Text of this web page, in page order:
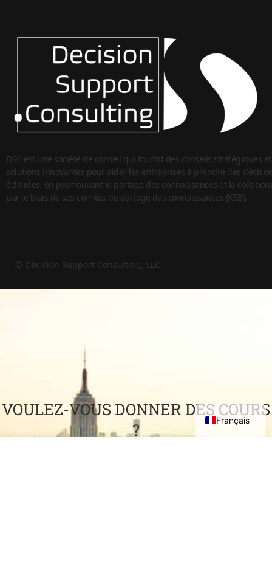
DSC est une société de conseil qui fournit des conseils stratégiques
solutions innovantes pour aider les entreprises à prendre des
éclairées, en promouvant le partage des connaissances et la
par le biais de ses comités de partage des connaissances (KSB).
© Decision Support Consulting, LLC
VOULEZ-VOUS DONNER DES COURS
?
Français